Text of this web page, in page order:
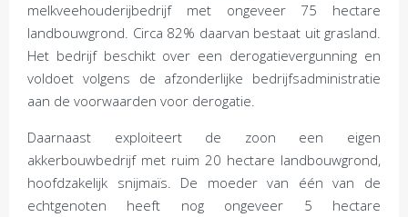
melkveehouderijbedrijf met ongeveer 75 hectare
landbouwgrond. Circa 82% daarvan bestaat uit grasland.
Het bedrijf beschikt over een derogatievergunning en
voldoet volgens de afzonderlijke bedrijfsadministratie
aan de voorwaarden voor derogatie.
Daarnaast exploiteert de zoon een eigen
akkerbouwbedrijf met ruim 20 hectare landbouwgrond,
hoofdzakelijk snijmaïs. De moeder van één van de
echtgenoten heeft nog ongeveer 5 hectare